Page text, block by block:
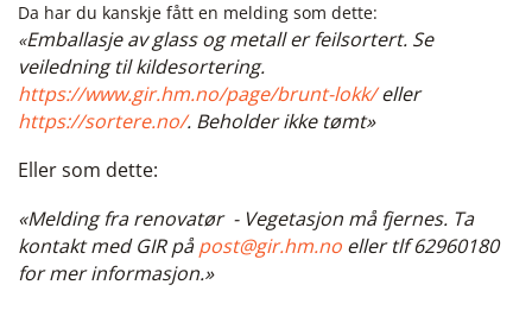
Da har du kanskje fått en melding som dette:
«Emballasje av glass og metall er feilsortert. Se
veiledning til kildesortering.
https://www.gir.hm.no/page/brunt-lokk/eller
https://sortere.no/. Beholder ikke tømt»
Eller som dette:
«Melding fra renovatør - Vegetasjon må fjernes. Ta
kontakt med GIR påpost@gir.hm.no eller tlf 62960180
for mer informasjon.»